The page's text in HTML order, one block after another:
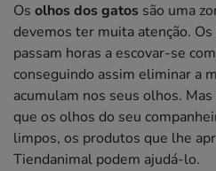
Os olhos dos gatos são uma
devemos ter muita atenção.
passam horas a escovar-se
conseguindo assim eliminar a
acumulam nos seus olhos.
que os olhos do seu
limpos, os produtos que lhe
Tiendanimal podem ajudá-lo.